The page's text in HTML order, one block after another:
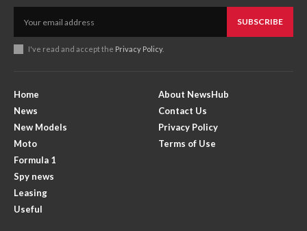
SUBSCRIBE
I've read and accept the Privacy Policy.
Home
News
New Models
Moto
Formula 1
Spy news
Leasing
Useful
About NewsHub
Contact Us
Privacy Policy
Terms of Use